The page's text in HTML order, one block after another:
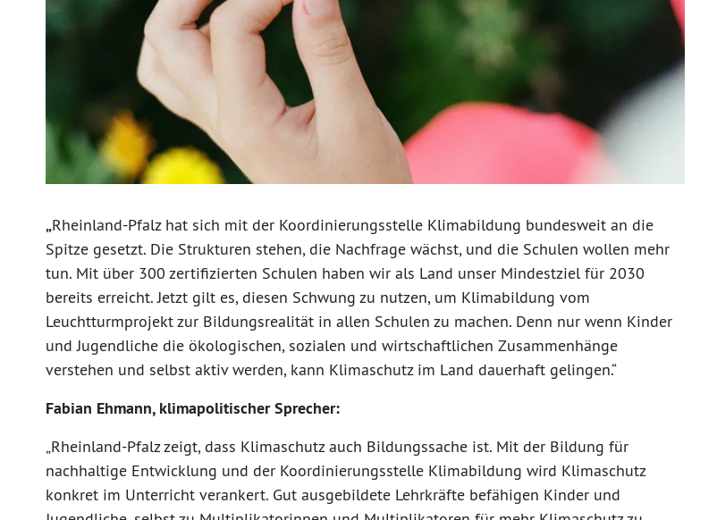
„Rheinland-Pfalz hat sich mit der Koordinierungsstelle Klimabildung bundesweit an die
Spitze gesetzt. Die Strukturen stehen, die Nachfrage wächst, und die Schulen wollen mehr
tun. Mit über 300 zertifizierten Schulen haben wir als Land unser Mindestziel für 2030
bereits erreicht. Jetzt gilt es, diesen Schwung zu nutzen, um Klimabildung vom
Leuchtturmprojekt zur Bildungsrealität in allen Schulen zu machen. Denn nur wenn Kinder
und Jugendliche die ökologischen, sozialen und wirtschaftlichen Zusammenhänge
verstehen und selbst aktiv werden, kann Klimaschutz im Land dauerhaft gelingen.“
Fabian Ehmann, klimapolitischer Sprecher:
„Rheinland-Pfalz zeigt, dass Klimaschutz auch Bildungssache ist. Mit der Bildung für
nachhaltige Entwicklung und der Koordinierungsstelle Klimabildung wird Klimaschutz
konkret im Unterricht verankert. Gut ausgebildete Lehrkräfte befähigen Kinder und